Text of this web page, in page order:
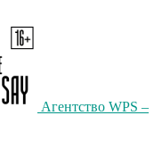
Агентство WPS –